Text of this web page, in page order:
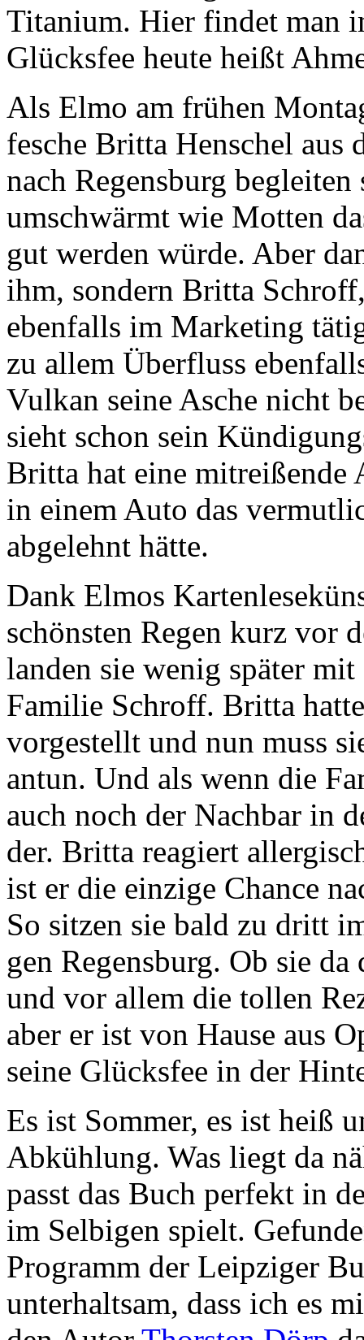
Titanium. Hier findet man
Glücksfee heute heißt
Als Elmo am frühen
fesche Britta Henschel
nach Regensburg
umschwärmt wie Motten
gut werden würde. Aber
ihm, sondern Britta
ebenfalls im Marketing
zu allem Überfluss
Vulkan seine Asche nicht
sieht schon sein
Britta hat eine mitreißende
in einem Auto das
abgelehnt hätte.
Dank Elmos
schönsten Regen kurz vor
landen sie wenig später
Familie Schroff. Britta
vorgestellt und nun muss
antun. Und als wenn die
auch noch der Nachbar in
der. Britta reagiert
ist er die einzige Chance
So sitzen sie bald zu dritt
gen Regensburg. Ob sie
und vor allem die tollen
aber er ist von Hause aus
seine Glücksfee in der
Es ist Sommer, es ist heiß
Abkühlung. Was liegt da
passt das Buch perfekt in
im Selbigen spielt.
Programm der Leipziger
unterhaltsam, dass ich es